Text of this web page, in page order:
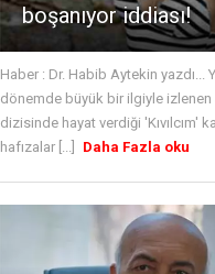
boşanıyor iddiası!
Haber : Dr. Habib Aytekin yazdı...
dönemde büyük bir ilgiyle izlenen
dizisinde hayat verdiği 'Kıvılcım'
hafızalar [...]
Daha Fazla oku